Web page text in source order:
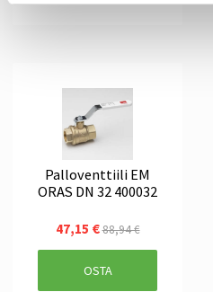
Palloventtiili EM
ORAS DN 32 400032
47,15 €88,94 €
OSTA